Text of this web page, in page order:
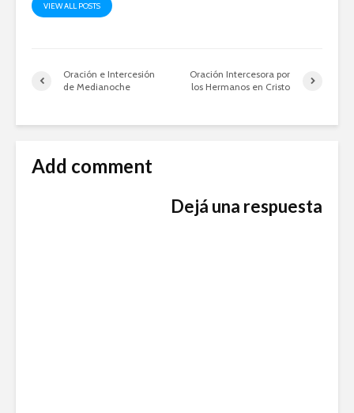
VIEW ALL POSTS
Oración e Intercesión
de Medianoche
Oración Intercesora por
los Hermanos en Cristo
Add comment
Dejá una respuesta